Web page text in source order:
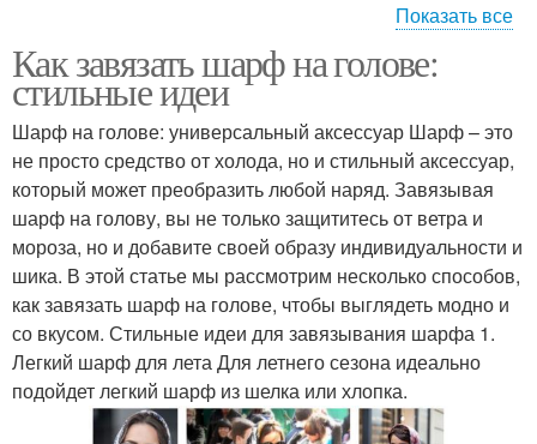
стиле
Романтический стиль
Шарф для спортивного
стиля
Шарф на голову
Шарф для завязывания
Показать все
Как завязать шарф на голове:
стильные идеи
Шарф на голове: универсальный аксессуар Шарф – это
не просто средство от холода, но и стильный аксессуар,
который может преобразить любой наряд. Завязывая
шарф на голову, вы не только защититесь от ветра и
мороза, но и добавите своей образу индивидуальности и
шика. В этой статье мы рассмотрим несколько способов,
как завязать шарф на голове, чтобы выглядеть модно и
со вкусом. Стильные идеи для завязывания шарфа 1.
Легкий шарф для лета Для летнего сезона идеально
подойдет легкий шарф из шелка или хлопка.